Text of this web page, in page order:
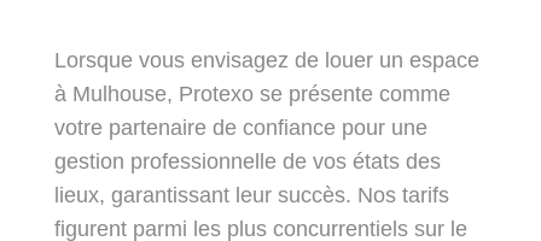
Lorsque vous envisagez de louer un espace
à Mulhouse, Protexo se présente comme
votre partenaire de confiance pour une
gestion professionnelle de vos états des
lieux, garantissant leur succès. Nos tarifs
figurent parmi les plus concurrentiels sur le